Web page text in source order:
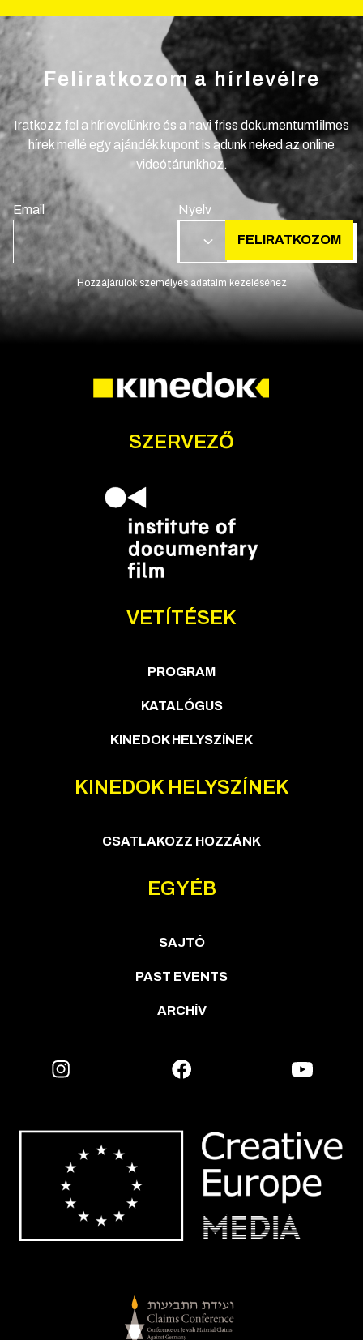
Feliratkozom a hírlevélre
Iratkozz fel a hírlevelünkre és a havi friss dokumentumfilmes
hírek mellé egy ajándék kupont is adunk neked az online
videótárunkhoz.
Email Nyelv
HU FELIRATKOZOM
Hozzájárulok személyes adataim kezeléséhez
SZERVEZŐ
VETÍTÉSEK
PROGRAM
KATALÓGUS
KINEDOK HELYSZÍNEK
KINEDOK HELYSZÍNEK
CSATLAKOZZ HOZZÁNK
EGYÉB
SAJTÓ
PAST EVENTS
ARCHÍV